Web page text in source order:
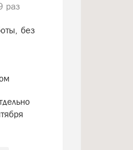
раз
без